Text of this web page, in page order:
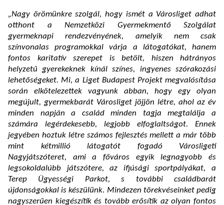
„Nagy örömünkre szolgál, hogy ismét a Városliget adhat
otthont a Nemzetközi Gyermekmentő Szolgálat
gyermeknapi rendezvényének, amelyik nem csak
színvonalas programokkal várja a látogatókat, hanem
fontos karitatív szerepet is betölt, hiszen hátrányos
helyzetű gyerekeknek kínál színes, ingyenes szórakozási
lehetőségeket. Mi, a Liget Budapest Projekt megvalósítása
során elkötelezettek vagyunk abban, hogy egy olyan
megújult, gyermekbarát Városliget jöjjön létre, ahol az év
minden napján a család minden tagja megtalálja a
számára legérdekesebb, legjobb elfoglaltságot. Ennek
jegyében hoztuk létre számos fejlesztés mellett a már több
mint kétmillió látogatót fogadó Városligeti
Nagyjátszóteret, ami a főváros egyik legnagyobb és
legsokoldalúbb játszótere, az ifjúsági sportpályákat, a
Terep Ügyességi Parkot, s további családbarát
újdonságokkal is készülünk. Mindezen törekvéseinket pedig
nagyszerűen kiegészítik és tovább erősítik az olyan fontos